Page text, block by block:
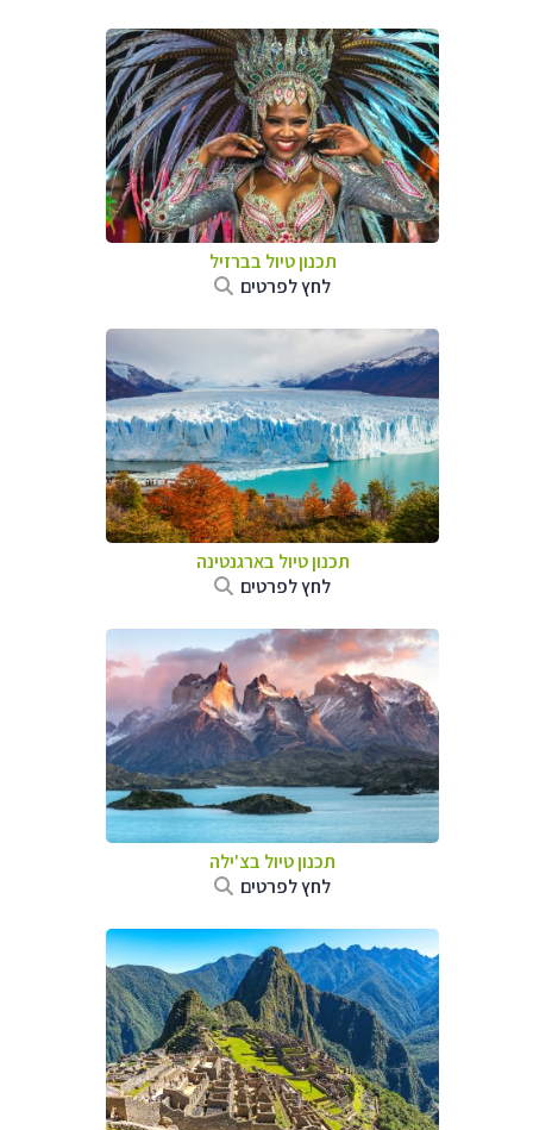
תכנון טיול בברזיל
לחץ לפרטים
תכנון טיול בארגנטינה
לחץ לפרטים
תכנון טיול בצ'ילה
לחץ לפרטים